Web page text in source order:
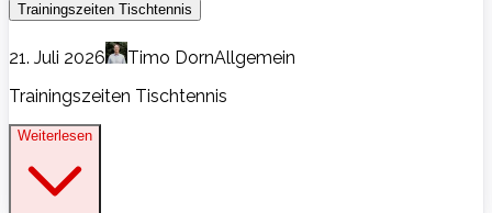
Trainingszeiten Tischtennis
21. Juli 2026 Timo DornAllgemein
Trainingszeiten Tischtennis
Weiterlesen